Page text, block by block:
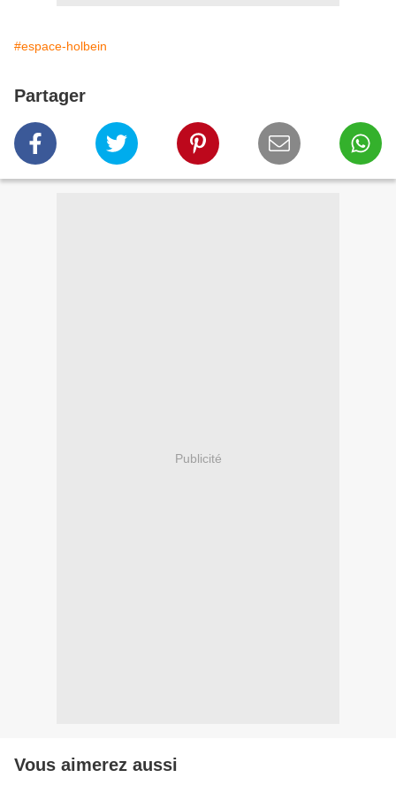
#espace-holbein
Partager
Publicité
Vous aimerez aussi